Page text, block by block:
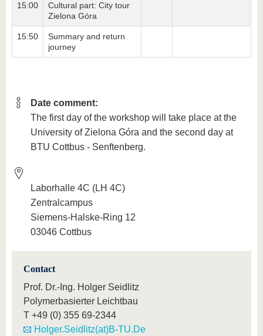
15:00
Cultural part: City tour
Zielona Góra
15:50
Summary and return
journey
Date comment:
The first day of the workshop will take place at the
University of Zielona Góra and the second day at
BTU Cottbus - Senftenberg.
Laborhalle 4C (LH 4C)
Zentralcampus
Siemens-Halske-Ring 12
03046 Cottbus
Contact
Prof. Dr.-Ing. Holger Seidlitz
Polymerbasierter Leichtbau
T +49 (0) 355 69-2344
Holger.Seidlitz(at)B-TU.De